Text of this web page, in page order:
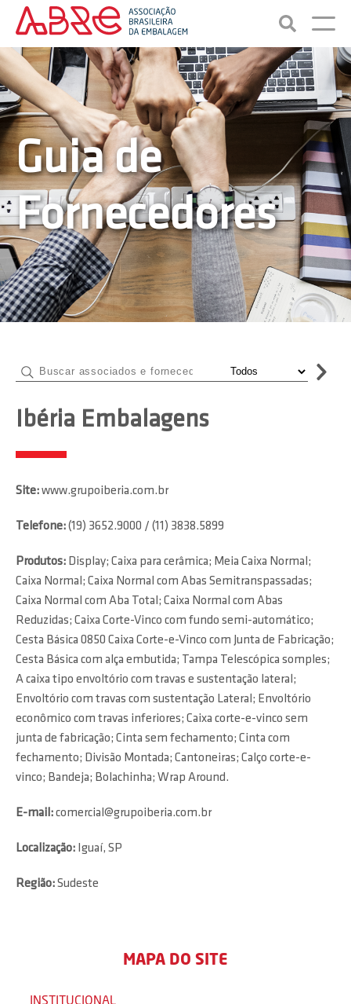
Guia de
Fornecedores
Ibéria Embalagens
Site:www.grupoiberia.com.br
Telefone:(19) 3652.9000 / (11) 3838.5899
Produtos: Display; Caixa para cerâmica; Meia Caixa Normal;
Caixa Normal; Caixa Normal com Abas Semitranspassadas;
Caixa Normal com Aba Total; Caixa Normal com Abas
Reduzidas; Caixa Corte-Vinco com fundo semi-automático;
Cesta Básica 0850 Caixa Corte-e-Vinco com Junta de Fabricação;
Cesta Básica com alça embutida; Tampa Telescópica somples;
A caixa tipo envoltório com travas e sustentação lateral;
Envoltório com travas com sustentação Lateral; Envoltório
econômico com travas inferiores; Caixa corte-e-vinco sem
junta de fabricação; Cinta sem fechamento; Cinta com
fechamento; Divisão Montada; Cantoneiras; Calço corte-e-
vinco; Bandeja; Bolachinha; Wrap Around.
E-mail:comercial@grupoiberia.com.br
Localização: Iguaí, SP
Região:Sudeste
MAPA DO SITE
INSTITUCIONAL